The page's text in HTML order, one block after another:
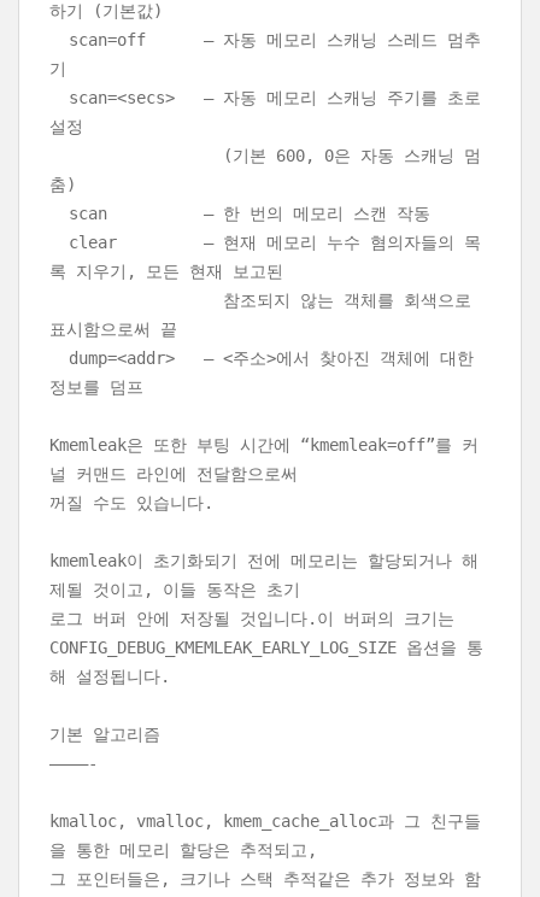
하기 (기본값)
scan=off – 자동 메모리 스캐닝 스레드 멈추
기
scan=<secs> – 자동 메모리 스캐닝 주기를 초로
설정
(기본 600, 0은 자동 스캐닝 멈
춤)
scan – 한 번의 메모리 스캔 작동
clear – 현재 메모리 누수 혐의자들의 목
록 지우기, 모든 현재 보고된
참조되지 않는 객체를 회색으로
표시함으로써 끝
dump=<addr> – <주소>에서 찾아진 객체에 대한
정보를 덤프
Kmemleak은 또한 부팅 시간에 “kmemleak=off”를 커
널 커맨드 라인에 전달함으로써
꺼질 수도 있습니다.
kmemleak이 초기화되기 전에 메모리는 할당되거나 해
제될 것이고, 이들 동작은 초기
로그 버퍼 안에 저장될 것입니다.이 버퍼의 크기는
CONFIG_DEBUG_KMEMLEAK_EARLY_LOG_SIZE 옵션을 통
해 설정됩니다.
기본 알고리즘
————-
kmalloc, vmalloc, kmem_cache_alloc과 그 친구들
을 통한 메모리 할당은 추적되고,
그 포인터들은, 크기나 스택 추적같은 추가 정보와 함